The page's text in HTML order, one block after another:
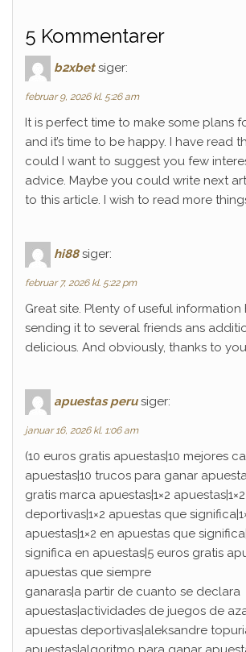
5 Kommentarer
b2xbet siger:
februar 9, 2026 kl. 5:26 am
It is perfect time to make some plans
and it’s time to be happy. I have read
could I want to suggest you few
advice. Maybe you could write next
to this article. I wish to read more
hi88 siger:
februar 7, 2026 kl. 5:22 pm
Great site. Plenty of useful information
sending it to several friends ans
delicious. And obviously, thanks to
apuestas peru siger:
januar 16, 2026 kl. 1:06 am
(10 euros gratis apuestas|10 mejores
apuestas|10 trucos para ganar
gratis marca apuestas|1×2
deportivas|1×2 apuestas que
apuestas|1×2 en apuestas que
significa en apuestas|5 euros gratis
apuestas que siempre
ganaras|a partir de cuanto se declara
apuestas|actividades de juegos de
apuestas deportivas|aleksandre